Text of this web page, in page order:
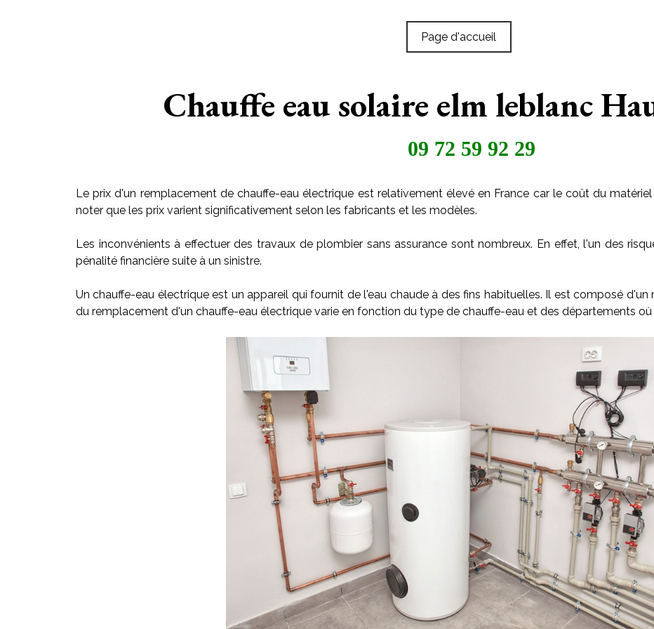
Page d'accueil
Chauffe eau solaire elm leblanc
09 72 59 92 29
Le prix d'un remplacement de chauffe-eau électrique est relativement élevé en France car le coût du
noter que les prix varient significativement selon les fabricants et les modèles.
Les inconvénients à effectuer des travaux de plombier sans assurance sont nombreux. En effet, l'un des
pénalité financière suite à un sinistre.
Un chauffe-eau électrique est un appareil qui fournit de l'eau chaude à des fins habituelles. Il est composé
du remplacement d'un chauffe-eau électrique varie en fonction du type de chauffe-eau et des départements où